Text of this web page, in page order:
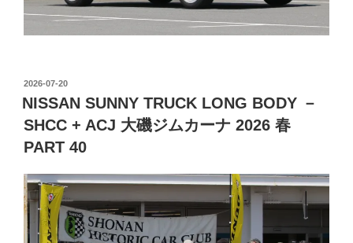
投
稿
日:
2026-07-20
NISSAN SUNNY TRUCK LONG BODY －
SHCC + ACJ 大磯ジムカーナ 2026 春
PART 40